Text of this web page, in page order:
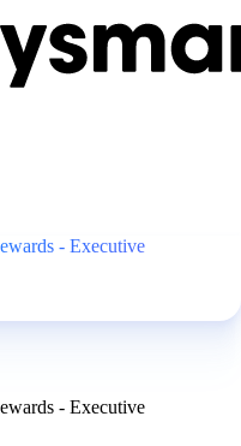
- Executive
- Executive